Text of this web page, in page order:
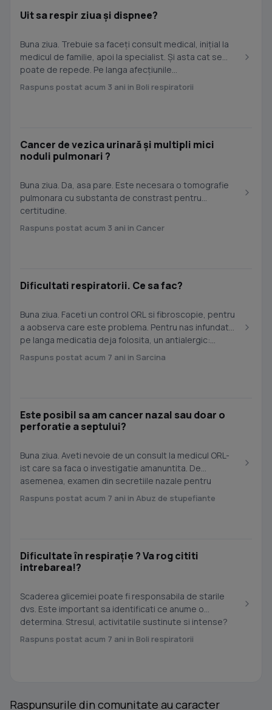
Uit sa respir ziua și dispnee?
Buna ziua. Trebuie sa faceți consult medical, inițial la
medicul de familie, apoi la specialist. Și asta cat se
poate de repede. Pe langa afecțiunile...
Raspuns postat acum 3 ani in Boli respiratorii
Cancer de vezica urinară și multipli mici
noduli pulmonari ?
Buna ziua. Da, asa pare. Este necesara o tomografie
pulmonara cu substanta de constrast pentru
certitudine.
Raspuns postat acum 3 ani in Cancer
Dificultati respiratorii. Ce sa fac?
Buna ziua. Faceti un control ORL si fibroscopie, pentru
a aobserva care este problema. Pentru nas infundat,
pe langa medicatia deja folosita, un antialergic:...
Raspuns postat acum 7 ani in Sarcina
Este posibil sa am cancer nazal sau doar o
perforatie a septului?
Buna ziua. Aveti nevoie de un consult la medicul ORL-
ist care sa faca o investigatie amanuntita. De
asemenea, examen din secretiile nazale pentru
bacterii si...
Raspuns postat acum 7 ani in Abuz de stupefiante
Dificultate în respirație ? Va rog cititi
intrebarea!?
Scaderea glicemiei poate fi responsabila de starile
dvs. Este important sa identificati ce anume o
determina. Stresul, activitatile sustinute si intense?
De...
Raspuns postat acum 7 ani in Boli respiratorii
Raspunsurile din comunitate au caracter